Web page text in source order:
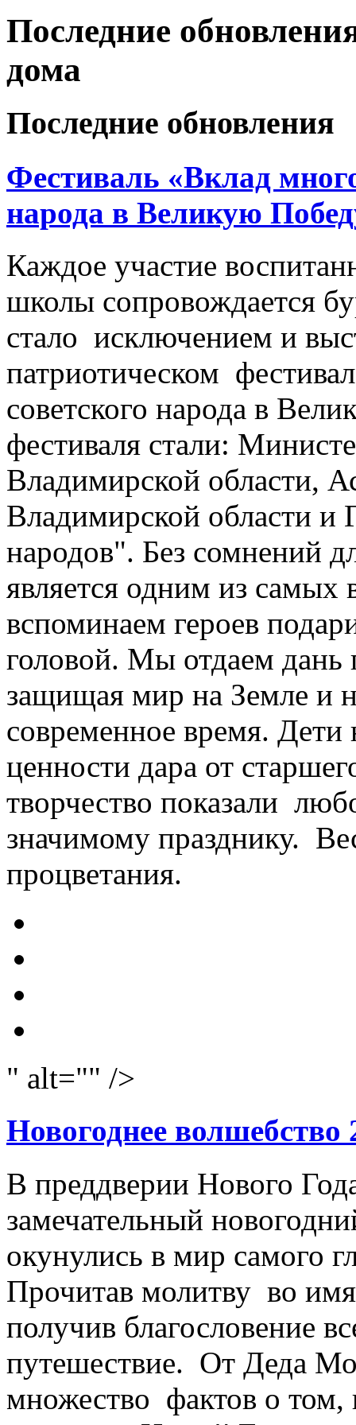
Последние
дома
Последние обновления
Фестиваль «Вклад
народа в Великую
Каждое участие
школы сопровождается
стало исключением и
патриотическом
советского народа в
фестиваля стали:
Владимирской области,
Владимирской области
народов". Без сомнений
является одним из
вспоминаем героев
головой. Мы отдаем дань
защищая мир на Земле и
современное время.
ценности дара от
творчество показали
значимому празднику.
процветания.
" alt="" />
Новогоднее волшебство
В преддверии Нового
замечательный
окунулись в мир самого
Прочитав молитву во
получив благословение
путешествие. От Деда
множество фактов о